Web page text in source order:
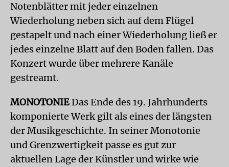
Notenblätter mit jeder einzelnen
Wiederholung neben sich auf dem Flügel
gestapelt und nach einer Wiederholung ließ er
jedes einzelne Blatt auf den Boden fallen. Das
Konzert wurde über mehrere Kanäle
gestreamt.
MONOTONIEDas Ende des 19. Jahrhunderts
komponierte Werk gilt als eines der längsten
der Musikgeschichte. In seiner Monotonie
und Grenzwertigkeit passe es gut zur
aktuellen Lage der Künstler und wirke wie